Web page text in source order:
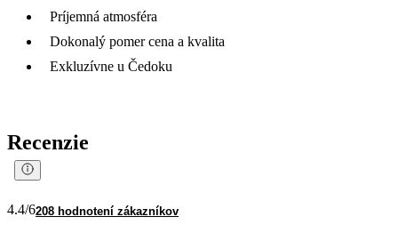
Príjemná atmosféra
Dokonalý pomer cena a kvalita
Exkluzívne u Čedoku
Recenzie
4.4/6208 hodnotení zákazníkov